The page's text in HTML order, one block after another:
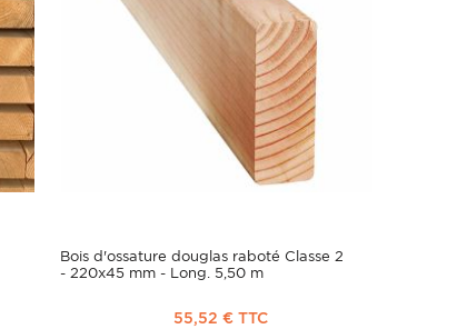
Bois d'ossature douglas raboté Classe 2
- 220x45 mm - Long. 5,50 m
55,52 € TTC